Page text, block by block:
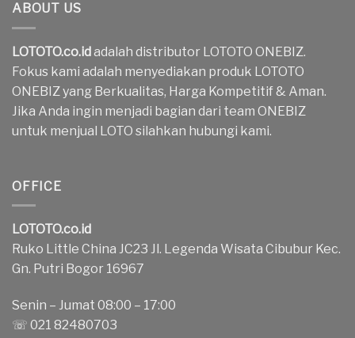
ABOUT US
LOTOTO.co.idadalah distributor LOTOTO ONEBIZ.
Fokus kami adalah menyediakan produk LOTOTO
ONEBIZ yang Berkualitas, Harga Kompetitif & Aman.
Jika Anda ingin menjadi bagian dari team ONEBIZ
untuk menjual LOTO silahkan hubungi kami.
OFFICE
LOTOTO.co.id
Ruko Little China JC23 Jl. Legenda Wisata Cibubur Kec.
Gn. Putri Bogor 16967
Senin – Jumat 08:00 – 17:00
☏ 021 82480703